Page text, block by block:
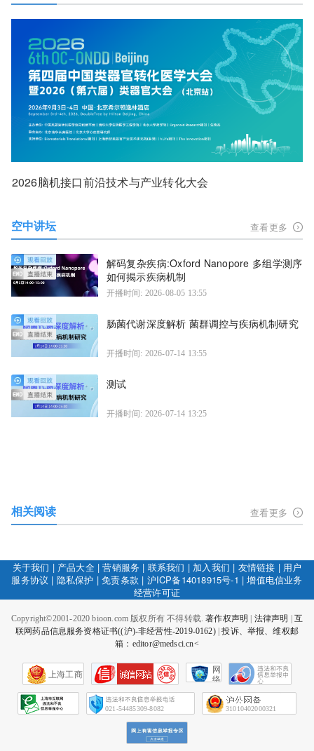
2026脑机接口前沿技术与产业转化大会
空中讲坛 查看更多
解码复杂疾病:Oxford Nanopore 多组学测序
如何揭示疾病机制
开播时间: 2026-08-05 13:55
肠菌代谢深度解析 菌群调控与疾病机制研究
开播时间: 2026-07-14 13:55
测试
开播时间: 2026-07-14 13:25
相关阅读 查看更多
关于我们 | 产品大全|营销服务 | 联系我们 | 加入我们 | 友情链接 | 用户
服务协议 | 隐私保护 |免责条款 | 沪ICP备14018915号-1 |增值电信业务
经营许可证
Copyright©2001-2020 bioon.com 版权所有 不得转载.著作权声明 | 法律声明 | 互
联网药品信息服务资格证书((沪)-非经营性-2019-0162)|投诉、举报、维权邮
箱：editor@medsci.cn<
上海工商
网
络
会
征
021-54485309-8082 31010402000321